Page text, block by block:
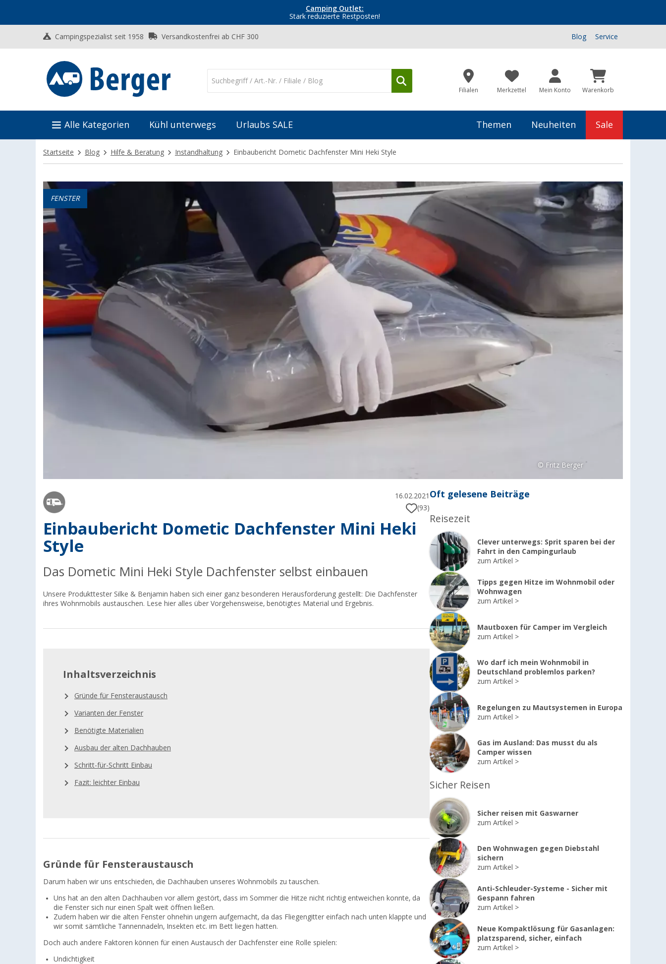
Camping Outlet:
Stark reduzierte Restposten!
Campingspezialist seit 1958 Versandkostenfrei ab CHF 300 Blog Service
Filialen Merkzettel Mein Konto Warenkorb
Alle Kategorien Kühl unterwegs Urlaubs SALE Themen Neuheiten Sale
Startseite Blog Hilfe & Beratung Instandhaltung Einbaubericht Dometic Dachfenster Mini Heki Style
FENSTER
© Fritz Berger
16.02.2021
(93)
Einbaubericht Dometic Dachfenster Mini Heki
Style
Das Dometic Mini Heki Style Dachfenster selbst einbauen
Unsere Produkttester Silke & Benjamin haben sich einer ganz besonderen Herausforderung gestellt: Die Dachfenster
ihres Wohnmobils austauschen. Lese hier alles über Vorgehensweise, benötigtes Material und Ergebnis.
Inhaltsverzeichnis
Gründe für Fensteraustausch
Varianten der Fenster
Benötigte Materialien
Ausbau der alten Dachhauben
Schritt-für-Schritt Einbau
Fazit: leichter Einbau
Gründe für Fensteraustausch
Darum haben wir uns entschieden, die Dachhauben unseres Wohnmobils zu tauschen.
Uns hat an den alten Dachhauben vor allem gestört, dass im Sommer die Hitze nicht richtig entweichen konnte, da
die Fenster sich nur einen Spalt weit öffnen ließen.
Zudem haben wir die alten Fenster ohnehin ungern aufgemacht, da das Fliegengitter einfach nach unten klappte und
wir somit sämtliche Tannennadeln, Insekten etc. im Bett liegen hatten.
Doch auch andere Faktoren können für einen Austausch der Dachfenster eine Rolle spielen:
Undichtigkeit
Oft gelesene Beiträge
Reisezeit
Clever unterwegs: Sprit sparen bei der
Fahrt in den Campingurlaub
zum Artikel
Tipps gegen Hitze im Wohnmobil oder
Wohnwagen
zum Artikel
Mautboxen für Camper im Vergleich
zum Artikel
Wo darf ich mein Wohnmobil in
Deutschland problemlos parken?
zum Artikel
Regelungen zu Mautsystemen in Europa
zum Artikel
Gas im Ausland: Das musst du als
Camper wissen
zum Artikel
Sicher Reisen
Sicher reisen mit Gaswarner
zum Artikel
Den Wohnwagen gegen Diebstahl
sichern
zum Artikel
Anti-Schleuder-Systeme - Sicher mit
Gespann fahren
zum Artikel
Neue Kompaktlösung für Gasanlagen:
platzsparend, sicher, einfach
zum Artikel